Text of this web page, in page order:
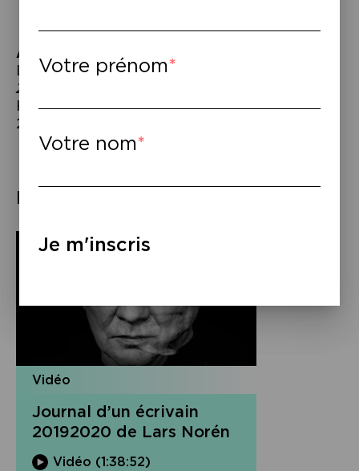
À lire
Lars Norén,Journal d’un écrivain
20192020
Härnsten & Amélie Wendling, Éd. La place,
2025.
Éléments associés
Vidéo
Journal d’un écrivain
20192020 de Lars Norén
Vidéo (1:38:52)
Votre prénom
Votre nom
Je m'inscris